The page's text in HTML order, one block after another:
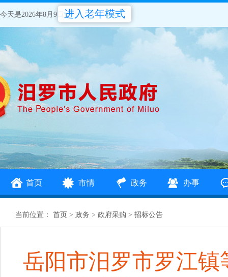
进入老年模式
今天是2026年8月9日
首页 市情 政务 办事
当前位置： 首页 > 政务 > 政府采购 > 招标公告
岳阳市汨罗市罗江镇